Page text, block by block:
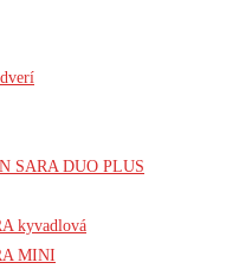
SARA DUO PLUS
kyvadlová
MINI